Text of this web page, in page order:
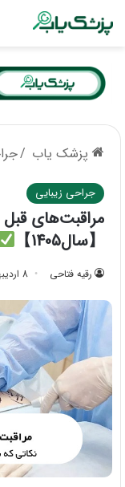
پزشک یاب /
جراحی زیبایی
مراقبت‌های قبل
【سال1405】
رقیه فتاحی 8 اردیبهشت 1404